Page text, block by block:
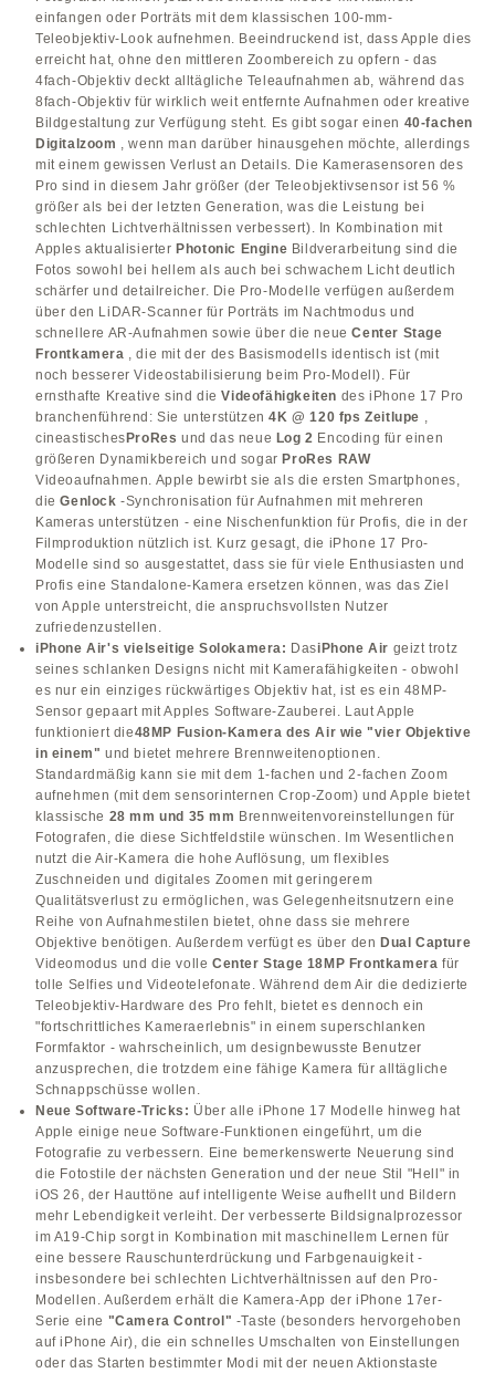
einfangen oder Porträts mit dem klassischen 100-mm-
Teleobjektiv-Look aufnehmen. Beeindruckend ist, dass Apple dies
erreicht hat, ohne den mittleren Zoombereich zu opfern - das
4fach-Objektiv deckt alltägliche Teleaufnahmen ab, während das
8fach-Objektiv für wirklich weit entfernte Aufnahmen oder kreative
Bildgestaltung zur Verfügung steht. Es gibt sogar einen 40-fachen
Digitalzoom , wenn man darüber hinausgehen möchte, allerdings
mit einem gewissen Verlust an Details. Die Kamerasensoren des
Pro sind in diesem Jahr größer (der Teleobjektivsensor ist 56 %
größer als bei der letzten Generation, was die Leistung bei
schlechten Lichtverhältnissen verbessert). In Kombination mit
Apples aktualisierter Photonic Engine Bildverarbeitung sind die
Fotos sowohl bei hellem als auch bei schwachem Licht deutlich
schärfer und detailreicher. Die Pro-Modelle verfügen außerdem
über den LiDAR-Scanner für Porträts im Nachtmodus und
schnellere AR-Aufnahmen sowie über die neue Center Stage
Frontkamera , die mit der des Basismodells identisch ist (mit
noch besserer Videostabilisierung beim Pro-Modell). Für
ernsthafte Kreative sind die Videofähigkeiten des iPhone 17 Pro
branchenführend: Sie unterstützen4K @ 120 fps Zeitlupe ,
cineastisches ProResund das neue Log 2 Encoding für einen
größeren Dynamikbereich und sogar ProRes RAW
Videoaufnahmen. Apple bewirbt sie als die ersten Smartphones,
die Genlock-Synchronisation für Aufnahmen mit mehreren
Kameras unterstützen - eine Nischenfunktion für Profis, die in der
Filmproduktion nützlich ist. Kurz gesagt, die iPhone 17 Pro-
Modelle sind so ausgestattet, dass sie für viele Enthusiasten und
Profis eine Standalone-Kamera ersetzen können, was das Ziel
von Apple unterstreicht, die anspruchsvollsten Nutzer
zufriedenzustellen.
iPhone Air's vielseitige Solokamera: DasiPhone Air geizt trotz
seines schlanken Designs nicht mit Kamerafähigkeiten - obwohl
es nur ein einziges rückwärtiges Objektiv hat, ist es ein 48MP-
Sensor gepaart mit Apples Software-Zauberei. Laut Apple
funktioniert die48MP Fusion-Kamera des Air wie "vier Objektive
in einem" und bietet mehrere Brennweitenoptionen.
Standardmäßig kann sie mit dem 1-fachen und 2-fachen Zoom
aufnehmen (mit dem sensorinternen Crop-Zoom) und Apple bietet
klassische 28 mm und 35 mm Brennweitenvoreinstellungen für
Fotografen, die diese Sichtfeldstile wünschen. Im Wesentlichen
nutzt die Air-Kamera die hohe Auflösung, um flexibles
Zuschneiden und digitales Zoomen mit geringerem
Qualitätsverlust zu ermöglichen, was Gelegenheitsnutzern eine
Reihe von Aufnahmestilen bietet, ohne dass sie mehrere
Objektive benötigen. Außerdem verfügt es über den Dual Capture
Videomodus und die volle Center Stage 18MP Frontkamerafür
tolle Selfies und Videotelefonate. Während dem Air die dedizierte
Teleobjektiv-Hardware des Pro fehlt, bietet es dennoch ein
"fortschrittliches Kameraerlebnis" in einem superschlanken
Formfaktor - wahrscheinlich, um designbewusste Benutzer
anzusprechen, die trotzdem eine fähige Kamera für alltägliche
Schnappschüsse wollen.
Neue Software-Tricks: Über alle iPhone 17 Modelle hinweg hat
Apple einige neue Software-Funktionen eingeführt, um die
Fotografie zu verbessern. Eine bemerkenswerte Neuerung sind
die Fotostile der nächsten Generation und der neue Stil "Hell" in
iOS 26, der Hauttöne auf intelligente Weise aufhellt und Bildern
mehr Lebendigkeit verleiht. Der verbesserte Bildsignalprozessor
im A19-Chip sorgt in Kombination mit maschinellem Lernen für
eine bessere Rauschunterdrückung und Farbgenauigkeit -
insbesondere bei schlechten Lichtverhältnissen auf den Pro-
Modellen. Außerdem erhält die Kamera-App der iPhone 17er-
Serie eine "Camera Control" -Taste (besonders hervorgehoben
auf iPhone Air), die ein schnelles Umschalten von Einstellungen
oder das Starten bestimmter Modi mit der neuen Aktionstaste